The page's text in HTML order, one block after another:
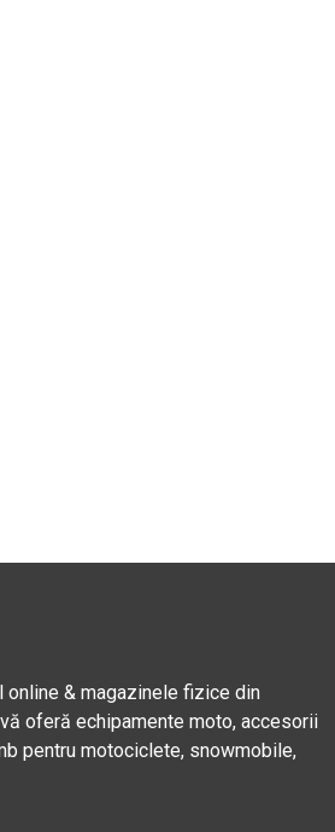
online & magazinele fizice din
oferă echipamente moto, accesorii
pentru motociclete, snowmobile,